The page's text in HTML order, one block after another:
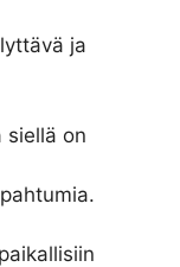
ja
siellä on